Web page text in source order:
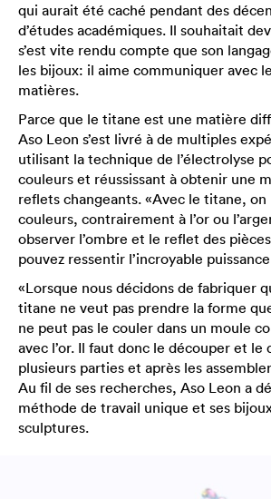
qui aurait été caché pendant des
d’études académiques. Il souhaitait
s’est vite rendu compte que son
les bijoux: il aime communiquer avec
matières.
Parce que le titane est une matière
Aso Leon s’est livré à de multiples
utilisant la technique de l’électrolyse
couleurs et réussissant à obtenir une
reflets changeants. «Avec le titane, on
couleurs, contrairement à l’or ou
observer l’ombre et le reflet des
pouvez ressentir l’incroyable
«Lorsque nous décidons de fabriquer
titane ne veut pas prendre la forme
ne peut pas le couler dans un moule
avec l’or. Il faut donc le découper et le
plusieurs parties et après les
Au fil de ses recherches, Aso Leon a
méthode de travail unique et ses
sculptures.